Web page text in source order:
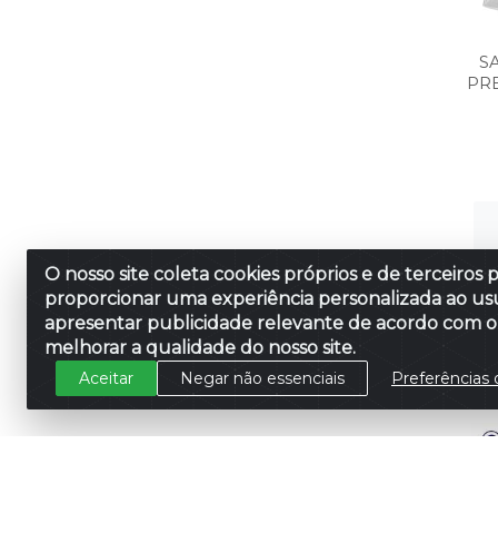
O nosso site coleta cookies próprios e de terceiros
proporcionar uma experiência personalizada ao
apresentar publicidade relevante de acordo com
melhorar a qualidade do nosso site.
Aceitar Negar não essenciais Preferências